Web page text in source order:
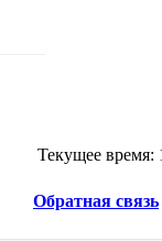
Текущее время:
Обратная связь